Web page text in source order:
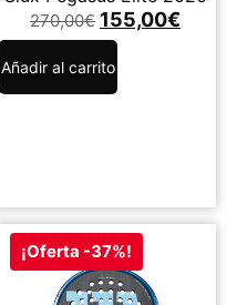
270,00€ 155,00€
Añadir al carrito
¡Oferta -37%!